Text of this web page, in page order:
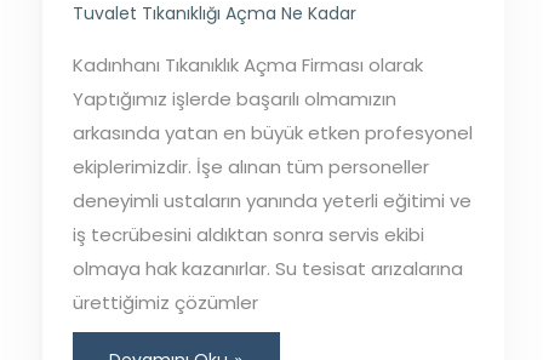
Tuvalet Tıkanıklığı Açma Ne Kadar
Kadınhanı Tıkanıklık Açma Firması olarak
Yaptığımız işlerde başarılı olmamızın
arkasında yatan en büyük etken profesyonel
ekiplerimizdir. İşe alınan tüm personeller
deneyimli ustaların yanında yeterli eğitimi ve
iş tecrübesini aldıktan sonra servis ekibi
olmaya hak kazanırlar. Su tesisat arızalarına
ürettiğimiz çözümler